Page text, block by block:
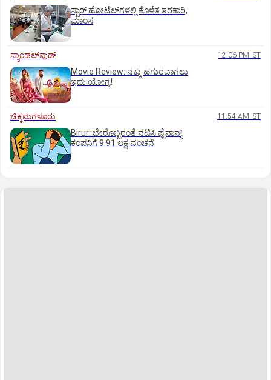
ಸ್ಟಾರ್‌ ಹೋಟೆಲ್‌ಗ‌ಳಲ್ಲಿ ಕೊಳೆತ ತರಕಾರಿ,
ಮಾಂಸ
ಸ್ಯಾಂಡಲ್‌ವುಡ್‌ 12:06 PM IST
Movie Review: ನಕ್ಕು ಹಗುರವಾಗಲು
ಇದು ಯೋಗ್ಯ!
ಚಿಕ್ಕಮಗಳೂರು 11:54 AM IST
Birur: ಬೇರೊಬ್ಬರಂತೆ ನಟಿಸಿ ಫೈನಾನ್ಸ್
ಕಂಪನಿಗೆ 9.91 ಲಕ್ಷ ವಂಚನೆ